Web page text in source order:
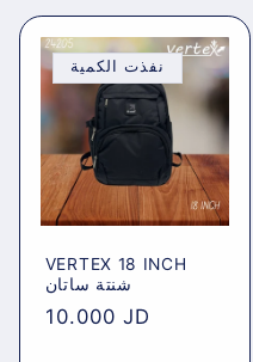
نفذت الكمية
VERTEX 18 INCH
شنتة ساتان
Regular
10.000 JD